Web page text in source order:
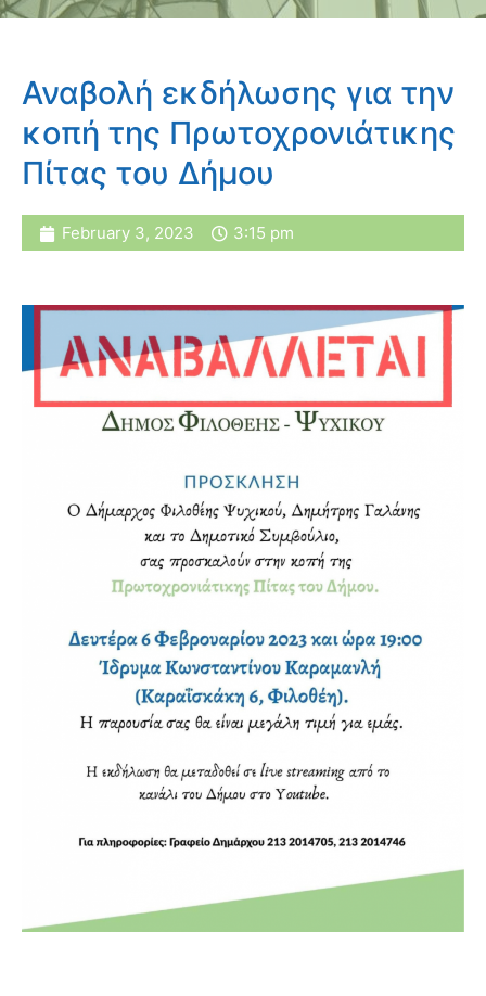
Αναβολή εκδήλωσης για την
κοπή της Πρωτοχρονιάτικης
Πίτας του Δήμου
February 3, 2023 3:15 pm